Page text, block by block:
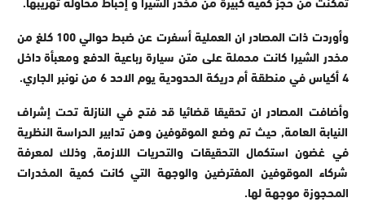
وأوردت ذات المصادر ان العملية أسفرت عن ضبط حوالي 100 كلغ من
مخدر الشيرا كانت محملة على متن سيارة رباعية الدفع ومعبأة داخل
4 أكياس في منطقة أم دريكة الحدودية يوم الاحد 6 من نونبر الجاري.
وأضافت المصادر ان تحقيقا قضائيا قد فتح في النازلة تحت إشراف
النيابة العامة, حيث تم وضع الموقوفين وهن تدابير الحراسة النظرية
في غضون استكمال التحقيقات والتحريات اللازمة, وذلك لمعرفة
شركاء الموقوفين المفترضين والوجهة التي كانت كمية المخدرات
المحجوزة موجهة لها.